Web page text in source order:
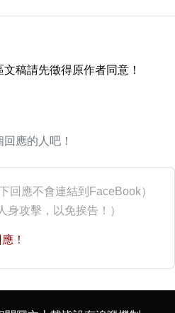
稿請先徵得原作者同意！
應的人吧！
下回應不會連結到FaceBook）
身攻擊，以免挨告！）
！